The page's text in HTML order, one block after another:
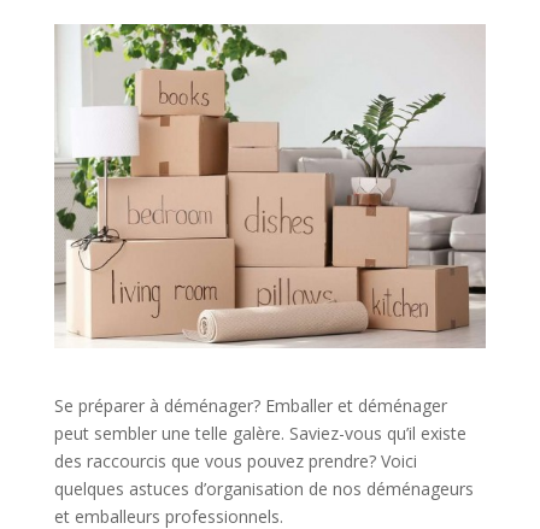
Se préparer à déménager? Emballer et déménager
peut sembler une telle galère. Saviez-vous qu’il existe
des raccourcis que vous pouvez prendre? Voici
quelques astuces d’organisation de nos déménageurs
et emballeurs professionnels.